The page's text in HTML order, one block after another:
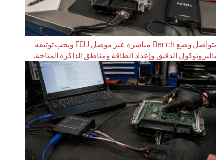
يتواصل وضع Bench مباشرة عبر موصل ECU ويجب توثيقه
بالبروتوكول الدقيق وإعداد الطاقة ومناطق الذاكرة المتاحة.